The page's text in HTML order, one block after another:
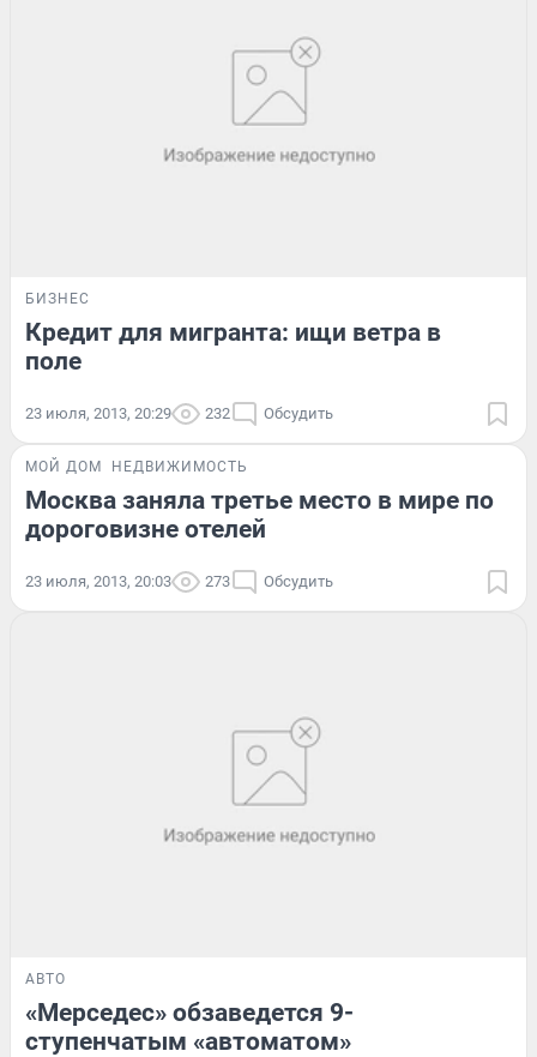
БИЗНЕС
Кредит для мигранта: ищи ветра в
поле
23 июля, 2013, 20:29 232 Обсудить
МОЙ ДОМ НЕДВИЖИМОСТЬ
Москва заняла третье место в мире по
дороговизне отелей
23 июля, 2013, 20:03 273 Обсудить
АВТО
«Мерседес» обзаведется 9-
ступенчатым «автоматом»